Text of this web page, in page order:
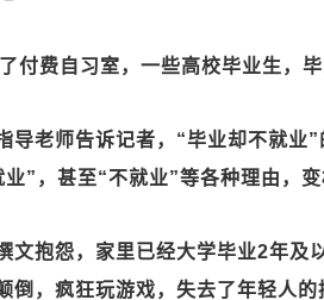
付费自习室，一些高校毕业生，
老师告诉记者，“毕业却不就业”
”，甚至“不就业”等各种理由，变
抱怨，家里已经大学毕业2年及
倒，疯狂玩游戏，失去了年轻人的